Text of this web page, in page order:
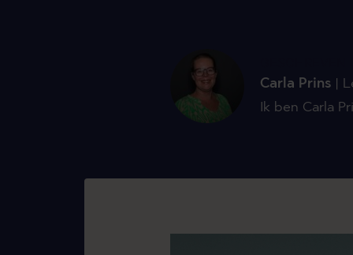
Carla Prins
|
Ik ben Carla